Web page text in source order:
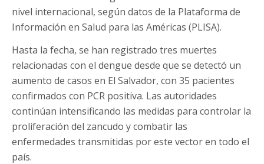
nivel internacional, según datos de la Plataforma de
Información en Salud para las Américas (PLISA).
Hasta la fecha, se han registrado tres muertes
relacionadas con el dengue desde que se detectó un
aumento de casos en El Salvador, con 35 pacientes
confirmados con PCR positiva. Las autoridades
continúan intensificando las medidas para controlar la
proliferación del zancudo y combatir las
enfermedades transmitidas por este vector en todo el
país.